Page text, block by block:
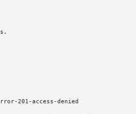
201-access-denied